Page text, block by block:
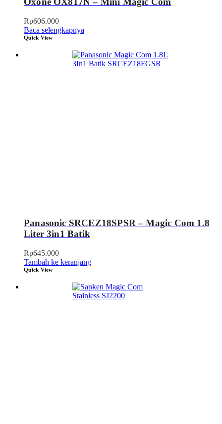
Rp606.000
Baca selengkapnya
Quick View
Panasonic SRCEZ18SPSR – Magic Com 1.8
Liter 3in1 Batik
Rp645.000
Tambah ke keranjang
Quick View